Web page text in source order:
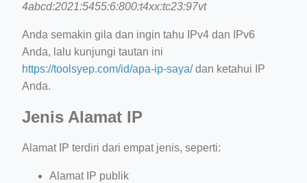
4abcd:2021:5455:6:800:t4xx:tc23:97vt
Anda semakin gila dan ingin tahu IPv4 dan IPv6
Anda, lalu kunjungi tautan ini
https://toolsyep.com/id/apa-ip-saya/dan ketahui IP
Anda.
Jenis Alamat IP
Alamat IP terdiri dari empat jenis, seperti:
Alamat IP publik